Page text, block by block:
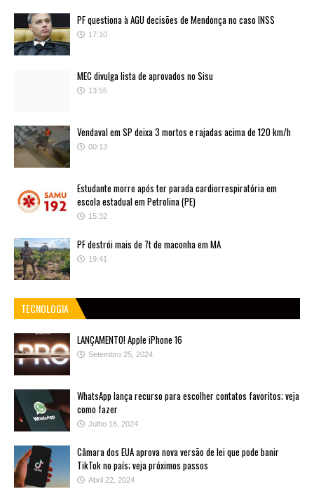
PF questiona à AGU decisões de Mendonça no caso INSS
17:10
MEC divulga lista de aprovados no Sisu
13:55
Vendaval em SP deixa 3 mortos e rajadas acima de 120 km/h
00:13
Estudante morre após ter parada cardiorrespiratória em
escola estadual em Petrolina (PE)
15:32
PF destrói mais de 7t de maconha em MA
19:41
TECNOLOGIA
LANÇAMENTO! Apple iPhone 16
Setembro 25, 2024
WhatsApp lança recurso para escolher contatos favoritos; veja
como fazer
Julho 16, 2024
Câmara dos EUA aprova nova versão de lei que pode banir
TikTok no país; veja próximos passos
Abril 22, 2024